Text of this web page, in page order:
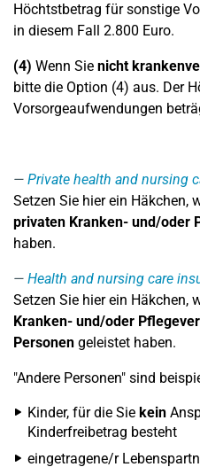
Höchtstbetrag für sonstige
in diesem Fall 2.800 Euro.
(4) Wenn Sie nicht
bitte die Option (4) aus. Der
Vorsorgeaufwendungen
Private health and nursing
Setzen Sie hier ein Häkchen,
privaten Kranken- und/oder
haben.
Health and nursing care
Setzen Sie hier ein Häkchen,
Kranken- und/oder
Personen geleistet haben.
"Andere Personen" sind
Kinder, für die Sie kein
Kinderfreibetrag besteht
eingetragene/r